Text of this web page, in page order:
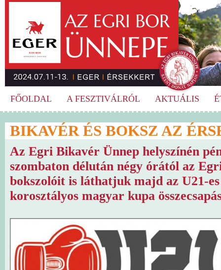
FŐOLDAL A FESZTIVÁLRÓL AKTUÁLIS
BIKAVÉR ÉS BOKSZ AZ
Az Egri Bikavér Ünnep helyszínén
szombaton délután négy órától az
bokszolóit is láthatjuk majd az U21-
korosztályos magyar kupa